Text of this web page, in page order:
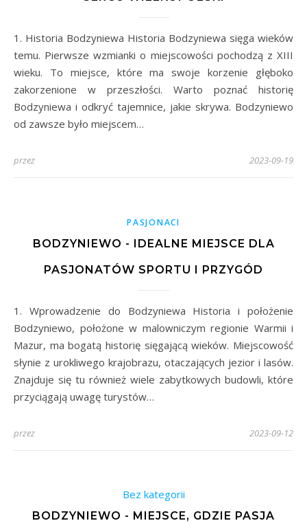
1. Historia Bodzyniewa Historia Bodzyniewa sięga wieków
temu. Pierwsze wzmianki o miejscowości pochodzą z XIII
wieku. To miejsce, które ma swoje korzenie głęboko
zakorzenione w przeszłości. Warto poznać historię
Bodzyniewa i odkryć tajemnice, jakie skrywa. Bodzyniewo
od zawsze było miejscem…
przez 2023-09-19
PASJONACI
BODZYNIEWO - IDEALNE MIEJSCE DLA
PASJONATÓW SPORTU I PRZYGÓD
1. Wprowadzenie do Bodzyniewa Historia i położenie
Bodzyniewo, położone w malowniczym regionie Warmii i
Mazur, ma bogatą historię sięgającą wieków. Miejscowość
słynie z urokliwego krajobrazu, otaczających jezior i lasów.
Znajduje się tu również wiele zabytkowych budowli, które
przyciągają uwagę turystów…
przez 2023-09-12
Bez kategorii
BODZYNIEWO - MIEJSCE, GDZIE PASJA